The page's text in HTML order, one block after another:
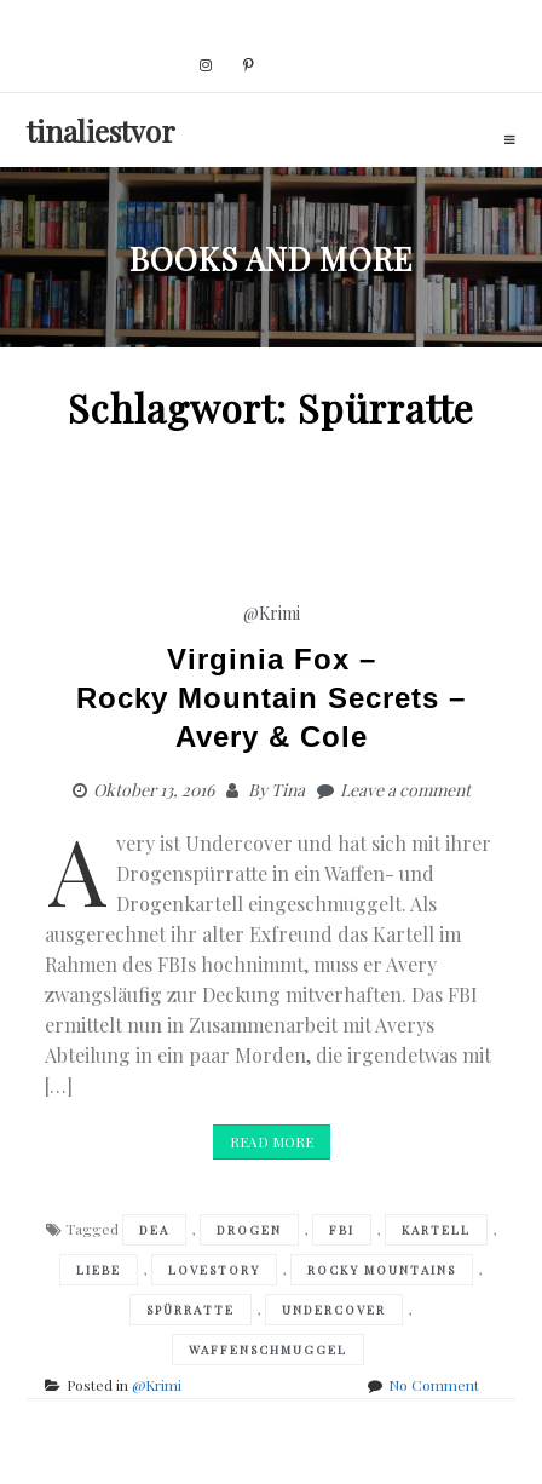
tinaliestvor
BOOKS AND MORE
Schlagwort: Spürratte
@Krimi
Virginia Fox –
Rocky Mountain Secrets –
Avery & Cole
Oktober 13, 2016 ByTina Leave a comment
A very ist Undercover und hat sich mit ihrer
Drogenspürratte in ein Waffen- und
Drogenkartell eingeschmuggelt. Als
ausgerechnet ihr alter Exfreund das Kartell im
Rahmen des FBIs hochnimmt, muss er Avery
zwangsläufig zur Deckung mitverhaften. Das FBI
ermittelt nun in Zusammenarbeit mit Averys
Abteilung in ein paar Morden, die irgendetwas mit
[…]
READ MORE
Tagged DEA , DROGEN , FBI , KARTELL ,
LIEBE , LOVESTORY , ROCKY MOUNTAINS ,
SPÜRRATTE , UNDERCOVER ,
WAFFENSCHMUGGEL
Posted in@Krimi No Commenton